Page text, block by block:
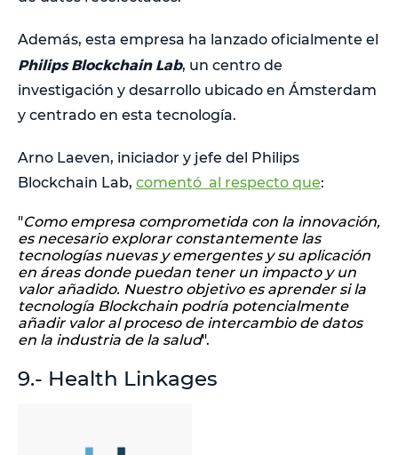
Además, esta empresa ha lanzado oficialmente el
Philips Blockchain Lab, un centro de
investigación y desarrollo ubicado en Ámsterdam
y centrado en esta tecnología.
Arno Laeven, iniciador y jefe del Philips
Blockchain Lab, comentó al respecto que:
"Como empresa comprometida con la innovación,
es necesario explorar constantemente las
tecnologías nuevas y emergentes y su aplicación
en áreas donde puedan tener un impacto y un
valor añadido. Nuestro objetivo es aprender si la
tecnología Blockchain podría potencialmente
añadir valor al proceso de intercambio de datos
en la industria de la salud".
9.- Health Linkages